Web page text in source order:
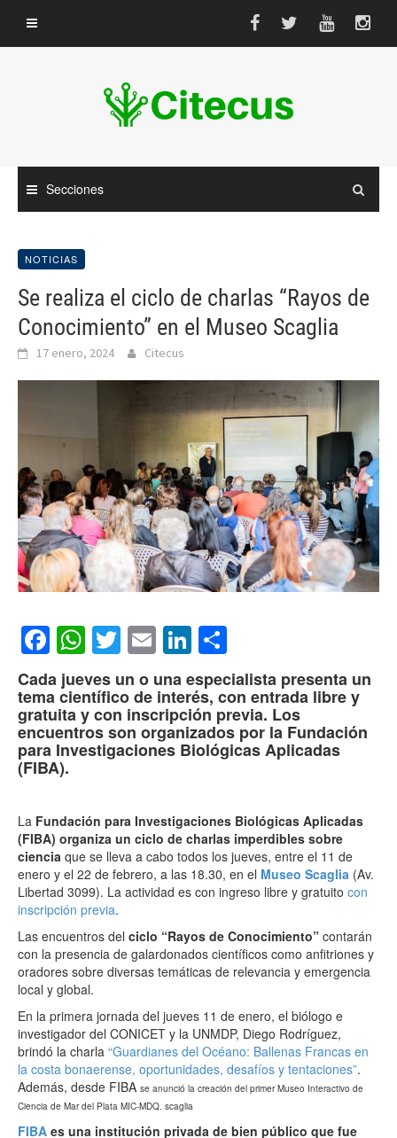
contenido
Secciones
NOTICIAS
Se realiza el ciclo de charlas “Rayos de
Conocimiento” en el Museo Scaglia
17 enero, 2024 Citecus
Facebook
WhatsApp
Twitter
EmailLinkedIn
Cada jueves un o una especialista presenta un
tema científico de interés, con entrada libre y
gratuita y con inscripción previa. Los
encuentros son organizados por la Fundación
para Investigaciones Biológicas Aplicadas
(FIBA).
La Fundación para Investigaciones Biológicas Aplicadas
(FIBA) organiza un ciclo de charlas imperdibles sobre
ciencia que se lleva a cabo todos los jueves, entre el 11 de
enero y el 22 de febrero, a las 18.30, en el Museo Scaglia (Av.
Libertad 3099). La actividad es con ingreso libre y gratuito con
inscripción previa.
Las encuentros del ciclo “Rayos de Conocimiento” contarán
con la presencia de galardonados científicos como anfitriones y
oradores sobre diversas temáticas de relevancia y emergencia
local y global.
En la primera jornada del jueves 11 de enero, el biólogo e
investigador del CONICET y la UNMDP, Diego Rodríguez,
brindó la charla “Guardianes del Océano: Ballenas Francas en
la costa bonaerense, oportunidades, desafíos y tentaciones”.
Además, desde FIBA se anunció la creación del primer Museo Interactivo de
Ciencia de Mar del Plata MIC-MDQ. scaglia
FIBA es una institución privada de bien público que fue